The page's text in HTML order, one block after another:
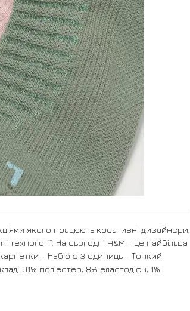
якого працюють креативні дизайнери,
На сьогодні H&M - це найбільша
- Набір з 3 одиниць - Тонкий
91% поліестер, 8% еластодієн, 1%